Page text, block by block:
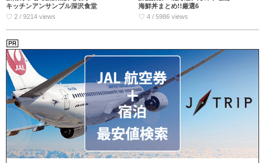
キッチンアンサンブル深沢食堂
♡ 2 / 9214 views
海鮮丼まとめ!!厳選6
♡ 4 / 5986 views